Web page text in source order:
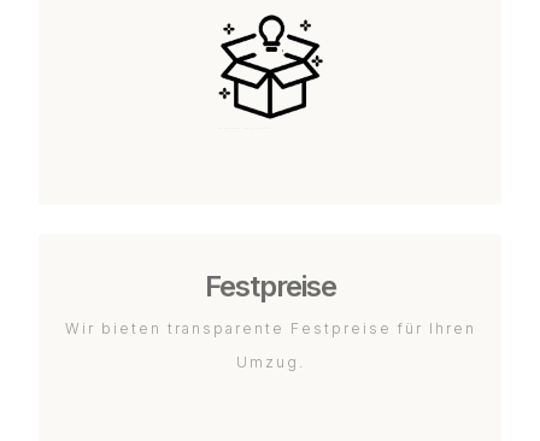
Festpreise
Wir bieten transparente Festpreise für Ihren
Umzug.